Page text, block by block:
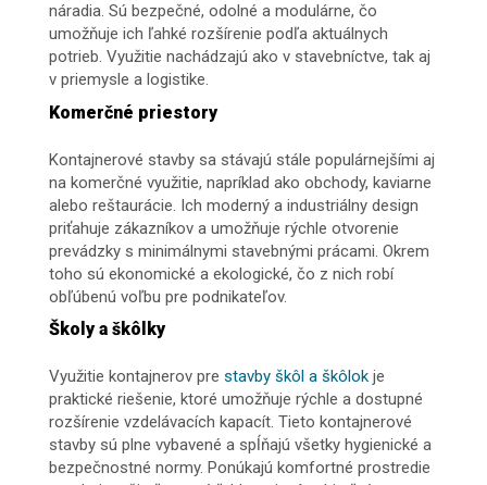
náradia. Sú bezpečné, odolné a modulárne, čo
umožňuje ich ľahké rozšírenie podľa aktuálnych
potrieb. Využitie nachádzajú ako v stavebníctve, tak aj
v priemysle a logistike.
Komerčné priestory
Kontajnerové stavby sa stávajú stále populárnejšími aj
na komerčné využitie, napríklad ako obchody, kaviarne
alebo reštaurácie. Ich moderný a industriálny design
priťahuje zákazníkov a umožňuje rýchle otvorenie
prevádzky s minimálnymi stavebnými prácami. Okrem
toho sú ekonomické a ekologické, čo z nich robí
obľúbenú voľbu pre podnikateľov.
Školy a škôlky
Využitie kontajnerov pre stavby škôl a škôlok je
praktické riešenie, ktoré umožňuje rýchle a dostupné
rozšírenie vzdelávacích kapacít. Tieto kontajnerové
stavby sú plne vybavené a spĺňajú všetky hygienické a
bezpečnostné normy. Ponúkajú komfortné prostredie